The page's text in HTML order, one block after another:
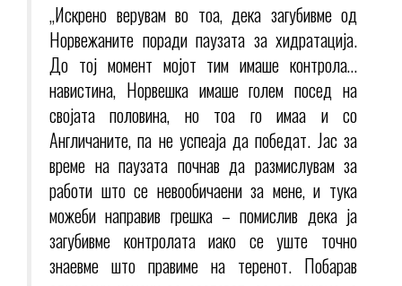
„Искрено верувам во тоа, дека загубивме од
Норвежаните поради паузата за хидратација.
До тој момент мојот тим имаше контрола…
навистина, Норвешка имаше голем посед на
својата половина, но тоа го имаа и со
Англичаните, па не успеаја да победат. Јас за
време на паузата почнав да размислувам за
работи што се невообичаени за мене, и тука
можеби направив грешка – помислив дека ја
загубивме контролата иако се уште точно
знаевме што правиме на теренот. Побарав